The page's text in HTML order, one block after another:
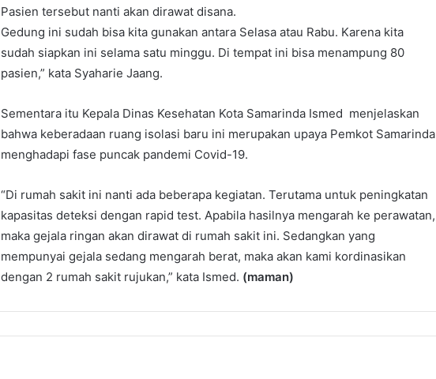
Pasien tersebut nanti akan dirawat disana.
Gedung ini sudah bisa kita gunakan antara Selasa atau Rabu. Karena kita
sudah siapkan ini selama satu minggu. Di tempat ini bisa menampung 80
pasien,” kata Syaharie Jaang.
Sementara itu Kepala Dinas Kesehatan Kota Samarinda Ismed menjelaskan
bahwa keberadaan ruang isolasi baru ini merupakan upaya Pemkot Samarinda
menghadapi fase puncak pandemi Covid-19.
“Di rumah sakit ini nanti ada beberapa kegiatan. Terutama untuk peningkatan
kapasitas deteksi dengan rapid test. Apabila hasilnya mengarah ke perawatan,
maka gejala ringan akan dirawat di rumah sakit ini. Sedangkan yang
mempunyai gejala sedang mengarah berat, maka akan kami kordinasikan
dengan 2 rumah sakit rujukan,” kata Ismed. (maman)